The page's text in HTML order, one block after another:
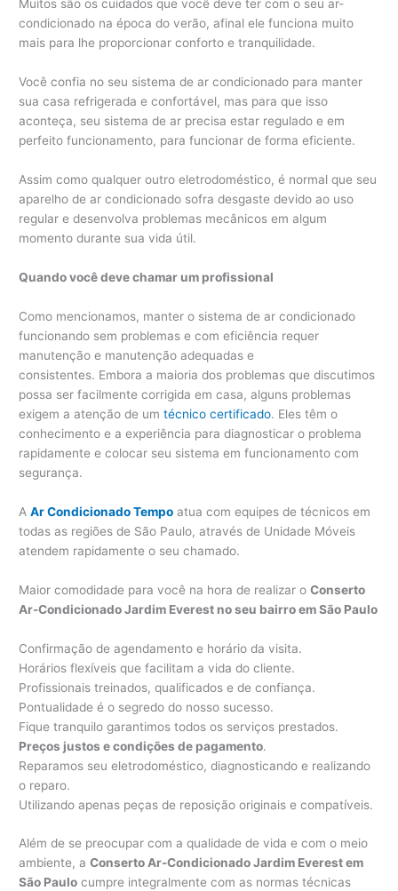
Muitos são os cuidados que você deve ter com o seu ar-
condicionado na época do verão, afinal ele funciona muito
mais para lhe proporcionar conforto e tranquilidade.
Você confia no seu sistema de ar condicionado para manter
sua casa refrigerada e confortável, mas para que isso
aconteça, seu sistema de ar precisa estar regulado e em
perfeito funcionamento, para funcionar de forma eficiente.
Assim como qualquer outro eletrodoméstico, é normal que seu
aparelho de ar condicionado sofra desgaste devido ao uso
regular e desenvolva problemas mecânicos em algum
momento durante sua vida útil.
Quando você deve chamar um profissional
Como mencionamos, manter o sistema de ar condicionado
funcionando sem problemas e com eficiência requer
manutenção e manutenção adequadas e
consistentes. Embora a maioria dos problemas que discutimos
possa ser facilmente corrigida em casa, alguns problemas
exigem a atenção de umtécnico certificado. Eles têm o
conhecimento e a experiência para diagnosticar o problema
rapidamente e colocar seu sistema em funcionamento com
segurança.
AAr Condicionado Tempo atua com equipes de técnicos em
todas as regiões de São Paulo, através de Unidade Móveis
atendem rapidamente o seu chamado.
Maior comodidade para você na hora de realizar oConserto
Ar-Condicionado Jardim Everest no seu bairro em São Paulo
Confirmação de agendamento e horário da visita.
Horários flexíveis que facilitam a vida do cliente.
Profissionais treinados, qualificados e de confiança.
Pontualidade é o segredo do nosso sucesso.
Fique tranquilo garantimos todos os serviços prestados.
Preços justos e condições de pagamento.
Reparamos seu eletrodoméstico, diagnosticando e realizando
o reparo.
Utilizando apenas peças de reposição originais e compatíveis.
Além de se preocupar com a qualidade de vida e com o meio
ambiente, aConserto Ar-Condicionado Jardim Everest em
São Paulo cumpre integralmente com as normas técnicas